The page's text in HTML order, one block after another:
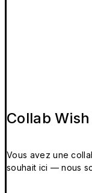
Collab
Vous avez une
souhait ici — nous